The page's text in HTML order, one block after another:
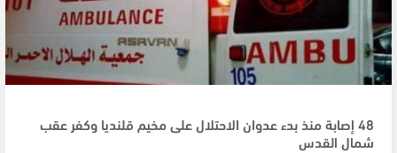
48 إصابة منذ بدء عدوان الاحتلال على مخيم قلنديا وكفر عقب
شمال القدس